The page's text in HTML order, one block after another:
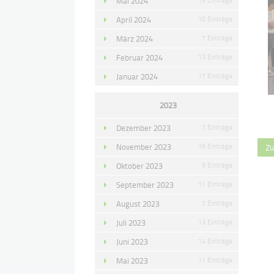
April 2024 10 Einträge
März 2024 7 Einträge
Februar 2024 13 Einträge
Januar 2024 17 Einträge
2023
Dezember 2023 7 Einträge
November 2023 16 Einträge
Oktober 2023 9 Einträge
September 2023 11 Einträge
August 2023 7 Einträge
Juli 2023 13 Einträge
Juni 2023 14 Einträge
Mai 2023 11 Einträge